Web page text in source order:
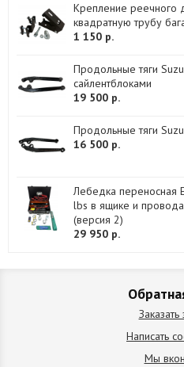
Крепление реечного
квадратную трубу
1 150 р.
Продольные тяги
сайлентблоками
19 500 р.
Продольные тяги
16 500 р.
Лебедка переносная
lbs в ящике и
(версия 2)
29 950 р.
Заказать
Написать
Мы